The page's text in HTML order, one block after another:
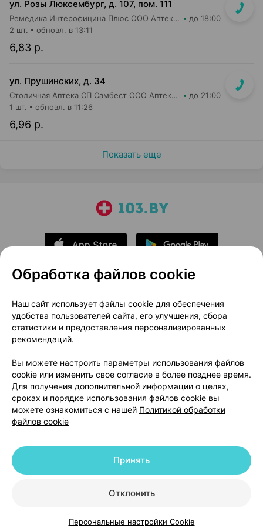
КаталогКорзинаИзбранноеПрофиль
ул. Розы Люксембург, д. 107, пом. 111
Ремедика Интерофицина Плюс ООО Аптека №23 до 18:00
6,83 р.
2 шт. обновл. в 13:11
ул. Прушинских, д. 34
Столичная Аптека СП Самбест ООО Аптека №24 до 21:00
6,96 р.
1 шт. обновл. в 11:26
Показать еще
О проекте
Новости проекта
Размещение рекламы
Медицинский маркетинг
Публичный договор
Доставка
Способы оплаты
Вакансии
Партнеры
Написать руководителю 103.by
Написать в поддержку
Персональные настройки Cookie
© 2026 ООО «Артокс Лаб», УНП 191700409 | 220012, Республика Беларусь,
+375 291212755
Обработка файлов cookie
Наш сайт использует файлы cookie для обеспечения
удобства пользователей сайта, его улучшения, сбора
статистики и предоставления персонализированных
рекомендаций.
Вы можете настроить параметры использования файлов
cookie или изменить свое согласие в более позднее время.
Для получения дополнительной информации о целях,
сроках и порядке использования файлов cookie вы
можете ознакомиться с нашей Политикой обработки
файлов cookie
Отклонить
Принять
Персональные настройки Cookie